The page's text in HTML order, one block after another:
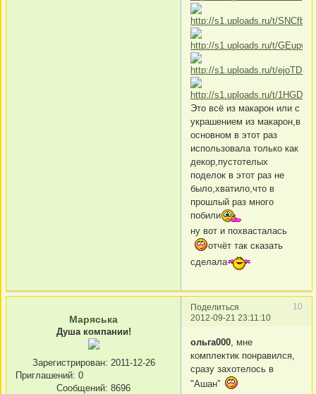
Это всё из макарон или с
украшением из макарон,в
основном в этот раз
использовала только как
декор,пустотелых
поделок в этот раз не
было,хватило,что в
прошлый раз много
побили
ну вот и похвасталась
отчёт так сказать
сделала
Поделиться
10
2012-09-21 23:11:10
Маряська
Душа компании!
Зарегистрирован: 2011-12-26
Приглашений: 0
Сообщений: 8696
ольга000, мне
комплектик понравился,
сразу захотелось в
"Ашан"